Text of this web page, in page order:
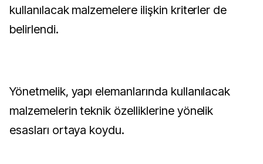
kullanılacak malzemelere ilişkin kriterler de
belirlendi.
Yönetmelik, yapı elemanlarında kullanılacak
malzemelerin teknik özelliklerine yönelik
esasları ortaya koydu.